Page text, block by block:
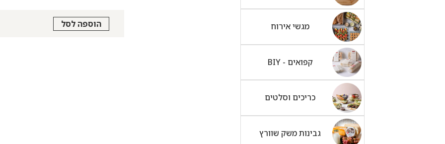
מגשי אירוח
קפואים - BIY
כריכים וסלטים
גבינות משק שוורץ
הוספה לסל